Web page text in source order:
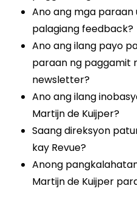
Ano ang mga
palagiang feedback?
Ano ang ilang payo
paraan ng paggamit
newsletter?
Ano ang ilang
Martijn de Kuijper?
Saang direksyon
kay Revue?
Anong
Martijn de Kuijper